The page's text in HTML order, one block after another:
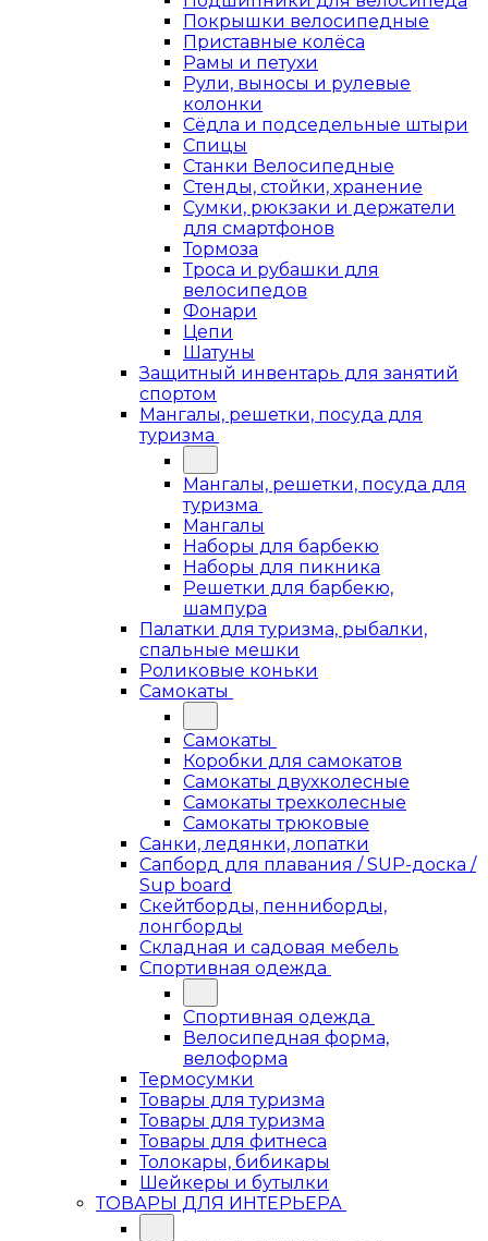
Покрышки велосипедные
Приставные колёса
Рамы и петухи
Рули, выносы и рулевые
колонки
Сёдла и подседельные штыри
Спицы
Станки Велосипедные
Стенды, стойки, хранение
Сумки, рюкзаки и держатели
для смартфонов
Тормоза
Троса и рубашки для
велосипедов
Фонари
Цепи
Шатуны
Защитный инвентарь для занятий
спортом
Мангалы, решетки, посуда для
туризма
Мангалы, решетки, посуда для
туризма
Мангалы
Наборы для барбекю
Наборы для пикника
Решетки для барбекю,
шампура
Палатки для туризма, рыбалки,
спальные мешки
Роликовые коньки
Самокаты
Самокаты
Коробки для самокатов
Самокаты двухколесные
Самокаты трехколесные
Самокаты трюковые
Санки, ледянки, лопатки
Сапборд для плавания / SUP-доска /
Sup board
Скейтборды, пенниборды,
лонгборды
Складная и садовая мебель
Спортивная одежда
Спортивная одежда
Велосипедная форма,
велоформа
Термосумки
Товары для туризма
Товары для туризма
Товары для фитнеса
Толокары, бибикары
Шейкеры и бутылки
ТОВАРЫ ДЛЯ ИНТЕРЬЕРА